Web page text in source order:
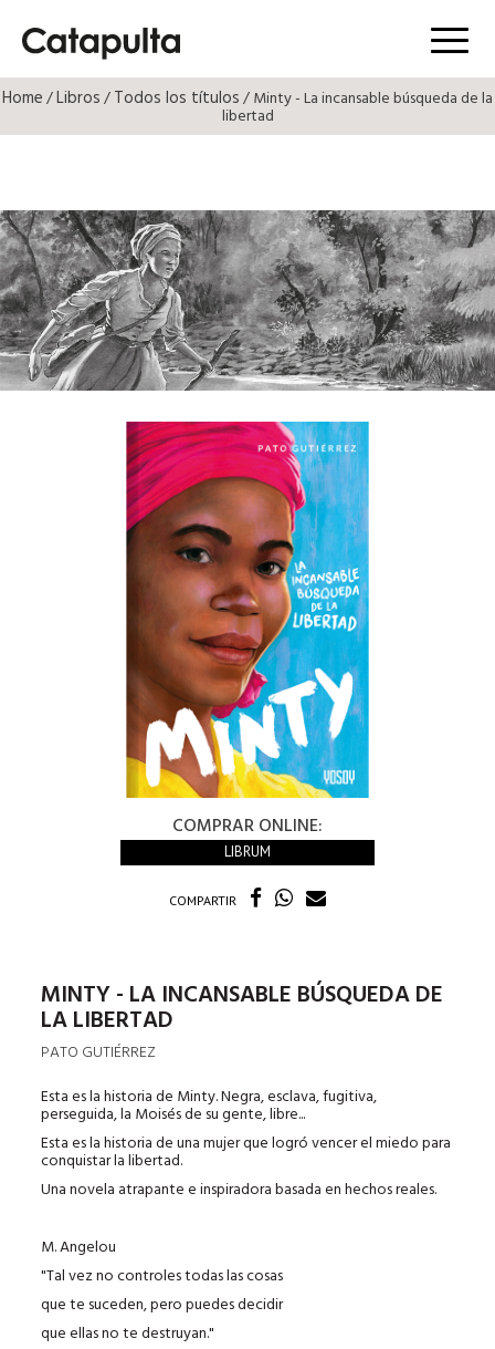
Menú
Home/Libros/Todos los títulos/ Minty - La incansable búsqueda de la
libertad
COMPRAR ONLINE:
LIBRUM
COMPARTIR
MINTY - LA INCANSABLE BÚSQUEDA DE
LA LIBERTAD
PATO GUTIÉRREZ
Esta es la historia de Minty. Negra, esclava, fugitiva,
perseguida, la Moisés de su gente, libre...
Esta es la historia de una mujer que logró vencer el miedo para
conquistar la libertad.
Una novela atrapante e inspiradora basada en hechos reales.
M. Angelou
"Tal vez no controles todas las cosas
que te suceden, pero puedes decidir
que ellas no te destruyan."